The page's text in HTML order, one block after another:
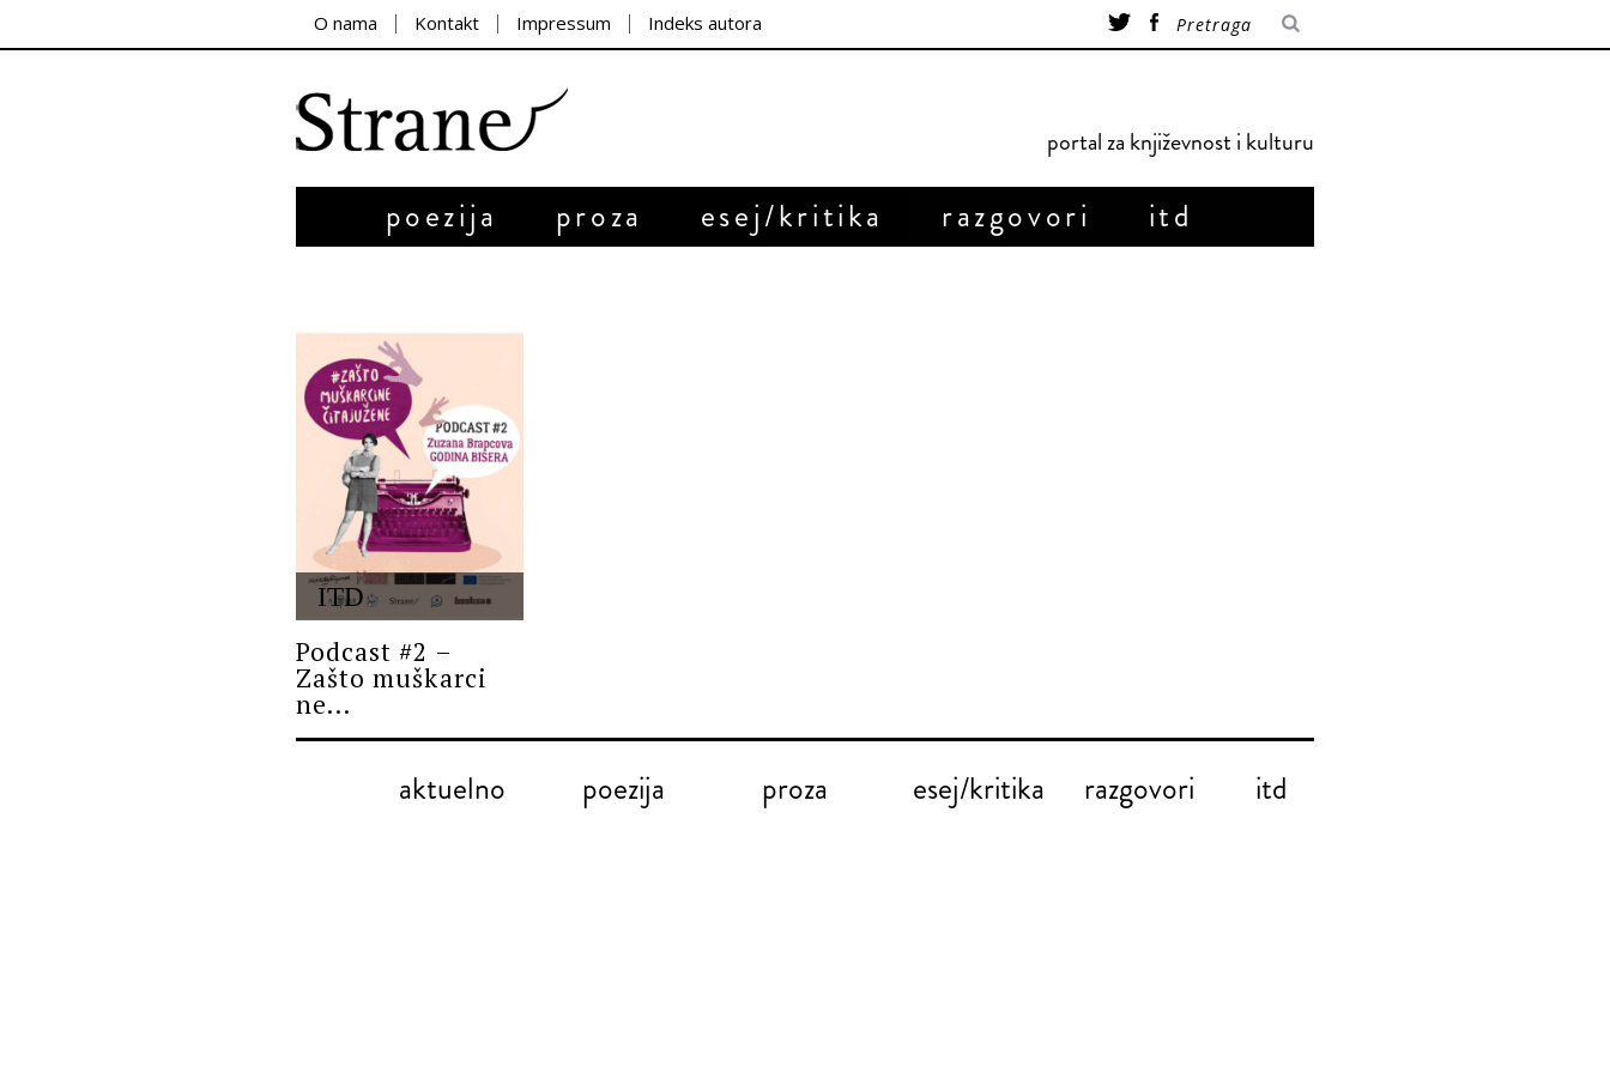
O nama Kontakt Impressum Indeks autora
portal za književnost i kulturu
poezija proza esej/kritika razgovori itd
ITD
Podcast #2 –
Zašto muškarci
ne...
aktuelno poezija proza esej/kritika razgovori itd